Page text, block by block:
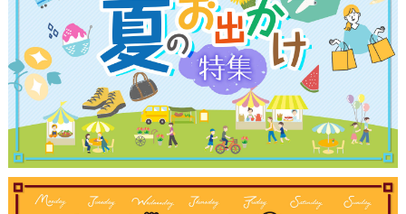
サイトについて